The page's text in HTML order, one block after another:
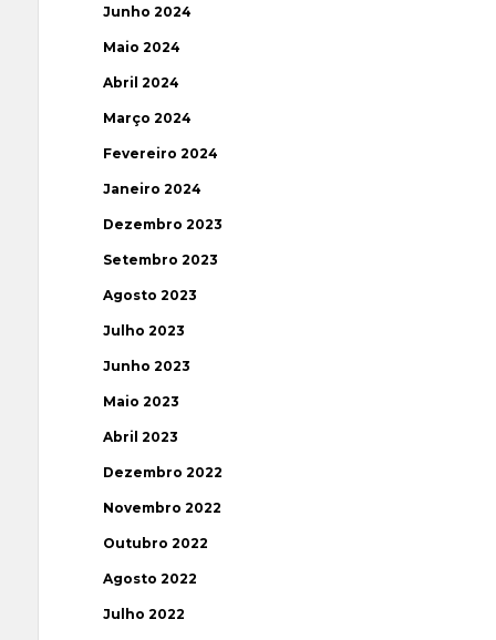
Junho 2024
Maio 2024
Abril 2024
Março 2024
Fevereiro 2024
Janeiro 2024
Dezembro 2023
Setembro 2023
Agosto 2023
Julho 2023
Junho 2023
Maio 2023
Abril 2023
Dezembro 2022
Novembro 2022
Outubro 2022
Agosto 2022
Julho 2022